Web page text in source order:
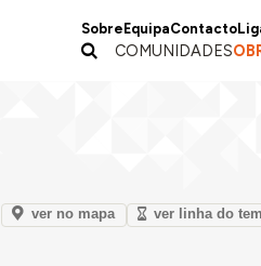
Sobre EquipaContacto
COMUNIDADES
ver no mapa ver linha do